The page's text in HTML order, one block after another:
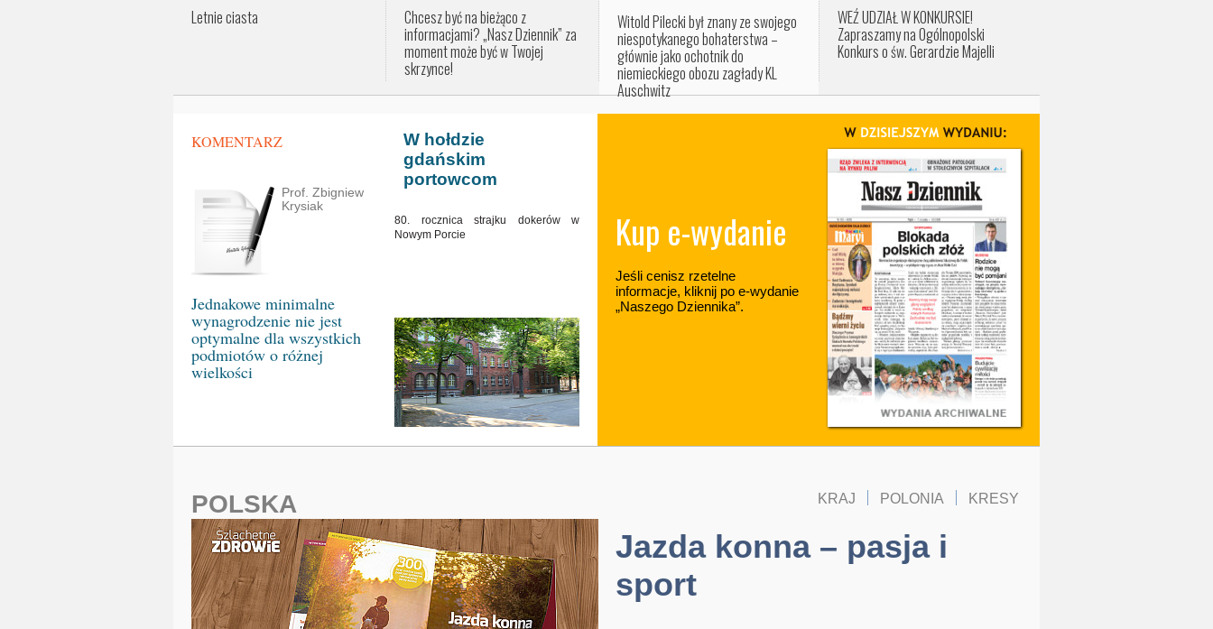
Letnie ciasta Chcesz być na bieżąco z
informacjami? „Nasz Dziennik” za
moment może być w Twojej
skrzynce!
Witold Pilecki był znany ze swojego
niespotykanego bohaterstwa –
głównie jako ochotnik do
niemieckiego obozu zagłady KL
Auschwitz
WEŹ UDZIAŁ W KONKURSIE!
Zapraszamy na Ogólnopolski
Konkurs o św. Gerardzie Majelli
KOMENTARZ
Prof. Zbigniew
Krysiak
Jednakowe minimalne
wynagrodzenie nie jest
optymalne dla wszystkich
podmiotów o różnej
wielkości
W hołdzie
gdańskim
portowcom
80. rocznica strajku dokerów w
Nowym Porcie
Kup e-wydanie
Jeśli cenisz rzetelne
informacje, kliknij po e-wydanie
„Naszego Dziennika”.
POLSKA KRESY
POLONIA
KRAJ
Jazda konna – pasja i
sport